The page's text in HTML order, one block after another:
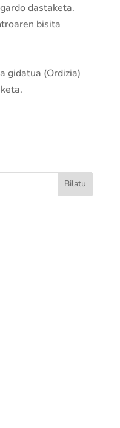
dastaketa.
bisita
gidatua (Ordizia)